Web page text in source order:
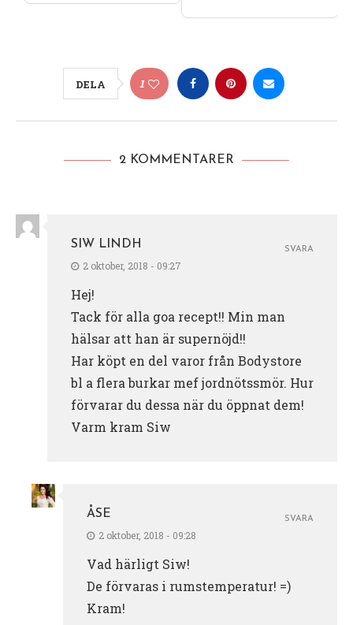
DELA 1
2 KOMMENTARER
SIW LINDH
2 oktober, 2018 - 09:27
Hej!
Tack för alla goa recept!! Min man
hälsar att han är supernöjd!!
Har köpt en del varor från Bodystore
bl a flera burkar mef jordnötssmör. Hur
förvarar du dessa när du öppnat dem!
Varm kram Siw
SVARA
ÅSE
2 oktober, 2018 - 09:28
Vad härligt Siw!
De förvaras i rumstemperatur! =)
Kram!
SVARA